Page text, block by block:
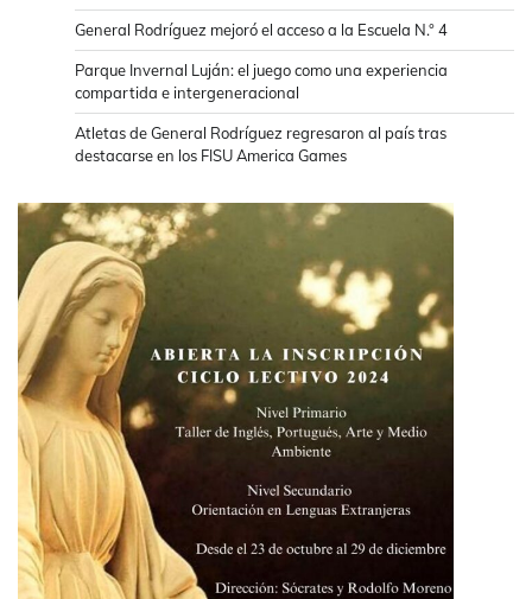
General Rodríguez mejoró el acceso a la Escuela N.° 4
Parque Invernal Luján: el juego como una experiencia
compartida e intergeneracional
Atletas de General Rodríguez regresaron al país tras
destacarse en los FISU America Games